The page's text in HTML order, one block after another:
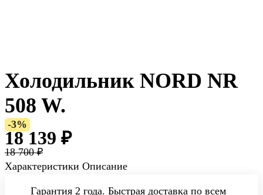
Холодильник NORD NR
508 W.
-3%
18 139 ₽
18 700 ₽
Характеристики Описание
Гарантия 2 года. Быстрая доставка по всем